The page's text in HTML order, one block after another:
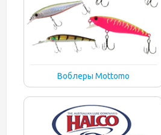
Воблеры Mottomo